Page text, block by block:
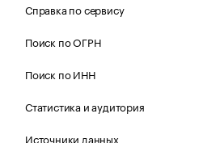
Справка по сервису
Поиск по ОГРН
Поиск по ИНН
Статистика и аудитория
Источники данных